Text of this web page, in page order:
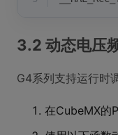
3.2 动态电压
G4系列支持运行时
在CubeMX的